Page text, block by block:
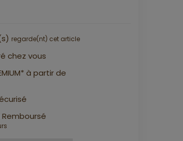
regarde(nt) cet article
chez vous
à partir de